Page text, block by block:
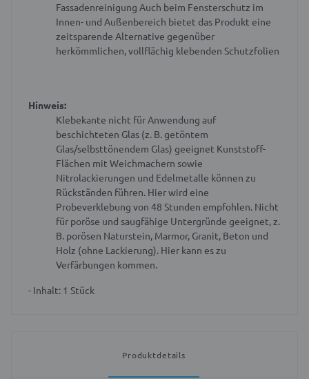
Fassadenreinigung Auch beim Fensterschutz im
Innen- und Außenbereich bietet das Produkt eine
zeitsparende Alternative gegenüber
herkömmlichen, vollflächig klebenden Schutzfolien
Hinweis:
Klebekante nicht für Anwendung auf
beschichteten Glas (z. B. getöntem
Glas/selbsttönendem Glas) geeignet Kunststoff-
Flächen mit Weichmachern sowie
Nitrolackierungen und Edelmetalle können zu
Rückständen führen. Hier wird eine
Probeverklebung von 48 Stunden empfohlen. Nicht
für poröse und saugfähige Untergründe geeignet, z.
B. porösen Naturstein, Marmor, Granit, Beton und
Holz (ohne Lackierung). Hier kann es zu
Verfärbungen kommen.
- Inhalt: 1 Stück
Produktdetails